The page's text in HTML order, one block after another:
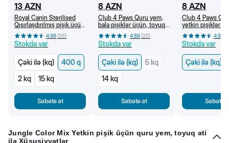
13 AZN
Royal Canin Sterilised
Qısırlaşdırılmış pişik üçün
quru yem, 1 yaşdan, 400
q
4.98(55)
Stokda var
Çəki ilə (kq)
400 q
2 kq
15 kq
Səbətə at
8 AZN
Club 4 Paws Quru yem,
bala pişiklər üçün, toyuq
əti ilə, kq
4.88(25)
Stokda var
Çəki ilə (kq)
5 kq
14 kq
Səbətə at
8 AZN
Club 4 Paws
yetkin pişiklər
topalarının 4.95
Stokda var
Çəki ilə (kq)
Səbətə
Jungle Color Mix Yetkin pişik üçün quru yem, toyuq əti
ilə Xüsusiyyətlər